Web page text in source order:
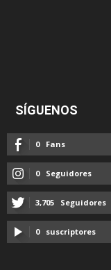
SÍGUENOS
0 Fans
0 Seguidores
3,705 Seguidores
0 suscriptores